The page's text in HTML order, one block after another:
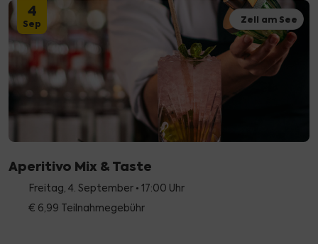
4
Sep Zell am See
Aperitivo Mix & Taste
Freitag, 4. September • 17:00 Uhr
€ 6,99 Teilnahmegebühr